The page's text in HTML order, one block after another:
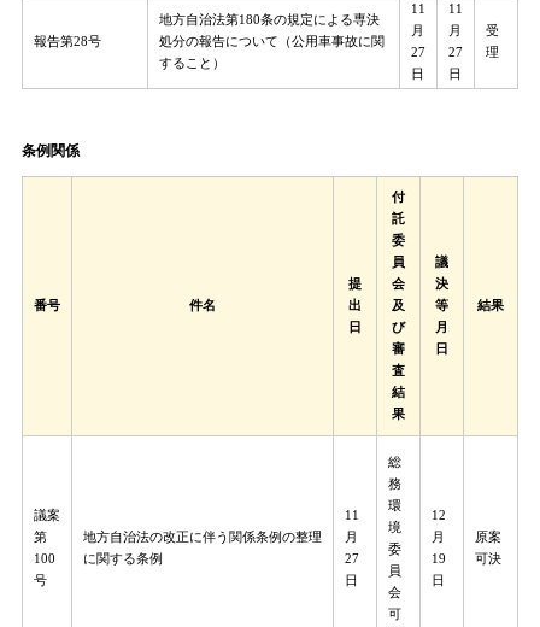
報告第28号
地方自治法第180条の規定による専決
処分の報告について（公用車事故に関
すること）
​​​11
月
27
日
11
月
27
日
受
理
条例関係​
番号 件名
提
出
日
付
託
委
員
会
及
び
審
査
結
果
議
決
等
月
日
結果
議案
第
100
号
地方自治法の改正に伴う関係条例の整理
に関する条例
11
月
27
日
総
務
環
境
委
員
会
可
12
月
19
日
原案
可決